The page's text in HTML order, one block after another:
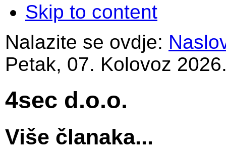
Skip to content
Nalazite se ovdje:
Petak, 07. Kolovoz
4sec d.o.o.
Više članaka...